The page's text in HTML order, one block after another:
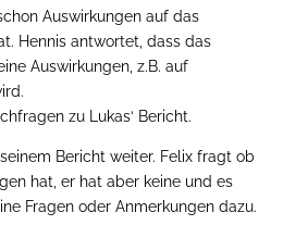
Auswirkungen auf das
Hennis antwortet, dass das
Auswirkungen, z.B. auf
zu Lukas‘ Bericht.
Bericht weiter. Felix fragt ob
hat, er hat aber keine und es
Fragen oder Anmerkungen dazu.